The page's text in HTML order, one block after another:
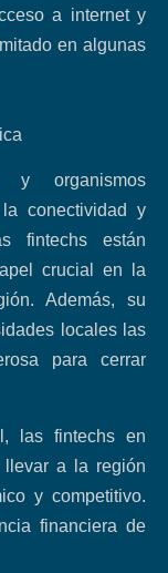
a internet y
en algunas
organismos
conectividad y
fintechs están
crucial en la
Además, su
locales las
para cerrar
las fintechs en
llevar a la región
y competitivo.
financiera de